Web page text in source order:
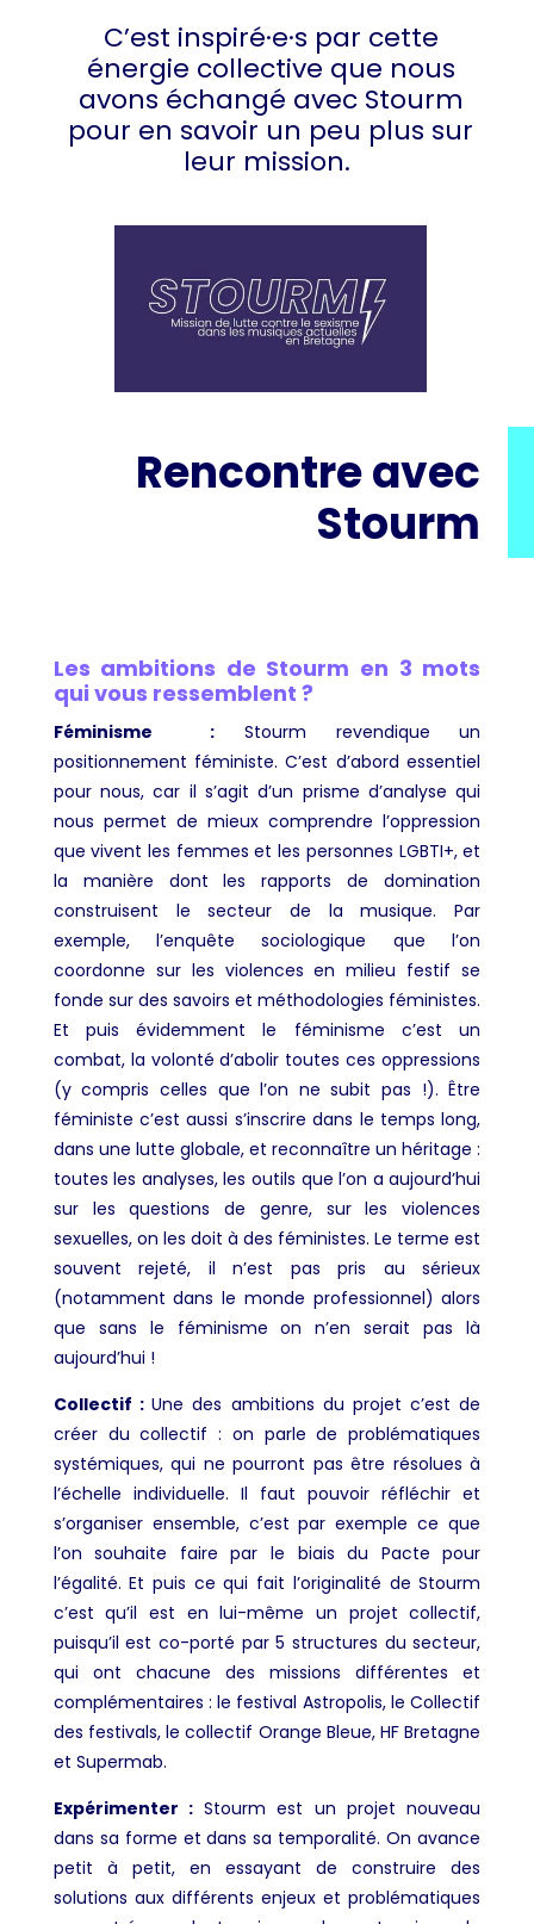
C’est inspiré·e·s par cette
énergie collective que nous
avons échangé avec Stourm
pour en savoir un peu plus sur
leur mission.
Rencontre avec
Stourm
Les ambitions de Stourm en 3 mots
qui vous ressemblent ?
Féminisme : Stourm revendique un
positionnement féministe. C’est d’abord essentiel
pour nous, car il s’agit d’un prisme d’analyse qui
nous permet de mieux comprendre l’oppression
que vivent les femmes et les personnes LGBTI+, et
la manière dont les rapports de domination
construisent le secteur de la musique. Par
exemple, l’enquête sociologique que l’on
coordonne sur les violences en milieu festif se
fonde sur des savoirs et méthodologies féministes.
Et puis évidemment le féminisme c’est un
combat, la volonté d’abolir toutes ces oppressions
(y compris celles que l’on ne subit pas !). Être
féministe c’est aussi s’inscrire dans le temps long,
dans une lutte globale, et reconnaître un héritage :
toutes les analyses, les outils que l’on a aujourd’hui
sur les questions de genre, sur les violences
sexuelles, on les doit à des féministes. Le terme est
souvent rejeté, il n’est pas pris au sérieux
(notamment dans le monde professionnel) alors
que sans le féminisme on n’en serait pas là
aujourd’hui !
Collectif :Une des ambitions du projet c’est de
créer du collectif : on parle de problématiques
systémiques, qui ne pourront pas être résolues à
l’échelle individuelle. Il faut pouvoir réfléchir et
s’organiser ensemble, c’est par exemple ce que
l’on souhaite faire par le biais du Pacte pour
l’égalité. Et puis ce qui fait l’originalité de Stourm
c’est qu’il est en lui-même un projet collectif,
puisqu’il est co-porté par 5 structures du secteur,
qui ont chacune des missions différentes et
complémentaires : le festival Astropolis, le Collectif
des festivals, le collectif Orange Bleue, HF Bretagne
et Supermab.
Expérimenter : Stourm est un projet nouveau
dans sa forme et dans sa temporalité. On avance
petit à petit, en essayant de construire des
solutions aux différents enjeux et problématiques